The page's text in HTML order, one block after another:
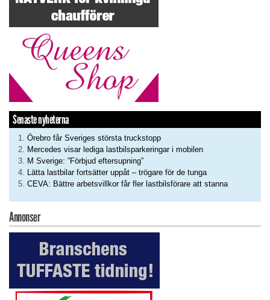
Senaste nyheterna
Örebro får Sveriges största truckstopp
Mercedes visar lediga lastbilsparkeringar i mobilen
M Sverige: ”Förbjud eftersupning”
Lätta lastbilar fortsätter uppåt – trögare för de tunga
CEVA: Bättre arbetsvillkor får fler lastbilsförare att stanna
Annonser